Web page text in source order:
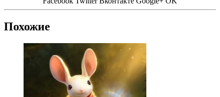
Похожие